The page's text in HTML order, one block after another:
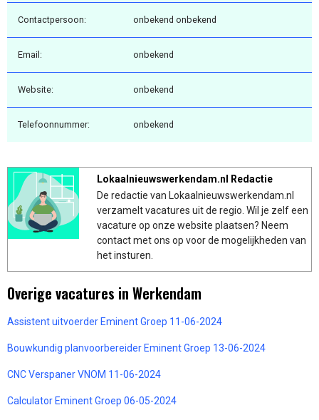
Contactpersoon: onbekend onbekend
Email: onbekend
Website: onbekend
Telefoonnummer: onbekend
Lokaalnieuwswerkendam.nl Redactie
De redactie van Lokaalnieuwswerkendam.nl
verzamelt vacatures uit de regio. Wil je zelf een
vacature op onze website plaatsen? Neem
contact met ons op voor de mogelijkheden van
het insturen.
Overige vacatures in Werkendam
Assistent uitvoerder Eminent Groep 11-06-2024
Bouwkundig planvoorbereider Eminent Groep 13-06-2024
CNC Verspaner VNOM 11-06-2024
Calculator Eminent Groep 06-05-2024